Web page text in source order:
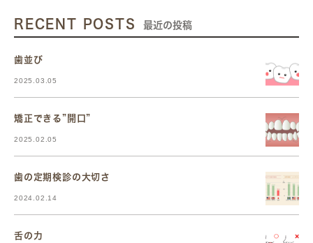
RECENT POSTS 最近の投稿
歯並び
2025.03.05
矯正できる”開口”
2025.02.05
歯の定期検診の大切さ
2024.02.14
舌の力